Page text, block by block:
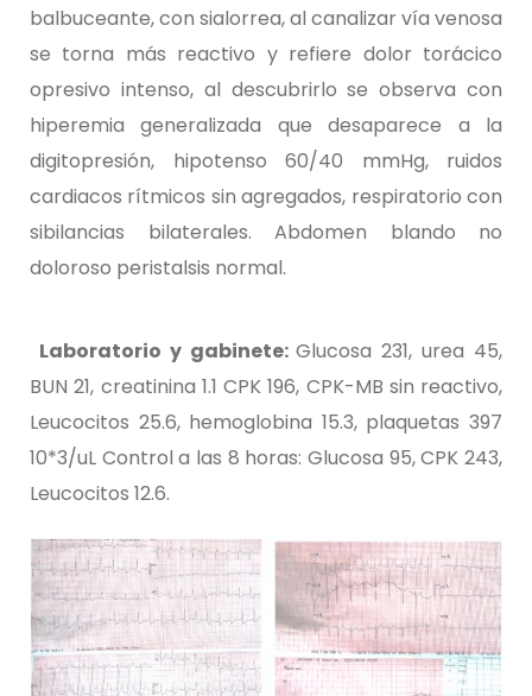
balbuceante, con sialorrea, al canalizar vía venosa
se torna más reactivo y refiere dolor torácico
opresivo intenso, al descubrirlo se observa con
hiperemia generalizada que desaparece a la
digitopresión, hipotenso 60/40 mmHg, ruidos
cardiacos rítmicos sin agregados, respiratorio con
sibilancias bilaterales. Abdomen blando no
doloroso peristalsis normal.
Laboratorio y gabinete:Glucosa 231, urea 45,
BUN 21, creatinina 1.1 CPK 196, CPK-MB sin reactivo,
Leucocitos 25.6, hemoglobina 15.3, plaquetas 397
10*3/uL Control a las 8 horas: Glucosa 95, CPK 243,
Leucocitos 12.6.